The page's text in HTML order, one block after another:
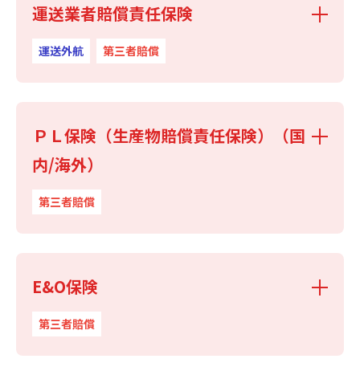
運送業者賠償責任保険
運送外航 第三者賠償
ＰＬ保険（生産物賠償責任保険）（国
内/海外）
第三者賠償
E&O保険
第三者賠償